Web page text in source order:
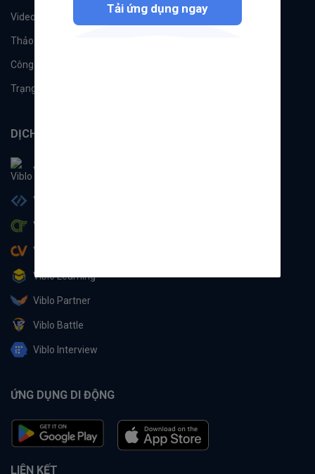
Videos Tác giả
Thảo luận
Công cụ
Trạng thái hệ thống
DỊCH VỤ
Viblo
Viblo Code
Viblo CTF
Viblo CV
Viblo Learning
Viblo Partner
Viblo Battle
Viblo Interview
ỨNG DỤNG DI ĐỘNG
LIÊN KẾT
Tải ứng dụng ngay